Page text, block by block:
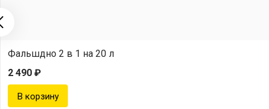
Фальшдно 2 в 1 на 20 л
2 490 ₽